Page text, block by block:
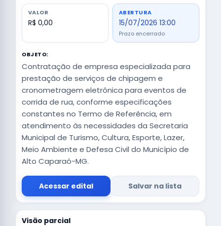
VALOR
R$ 0,00
ABERTURA
15/07/2026 13:00
Prazo encerrado
OBJETO:
Contratação de empresa especializada para
prestação de serviços de chipagem e
cronometragem eletrônica para eventos de
corrida de rua, conforme especificações
constantes no Termo de Referência, em
atendimento às necessidades da Secretaria
Municipal de Turismo, Cultura, Esporte, Lazer,
Meio Ambiente e Defesa Civil do Município de
Alto Caparaó-MG.
Acessar edital Salvar na lista
Visão parcial